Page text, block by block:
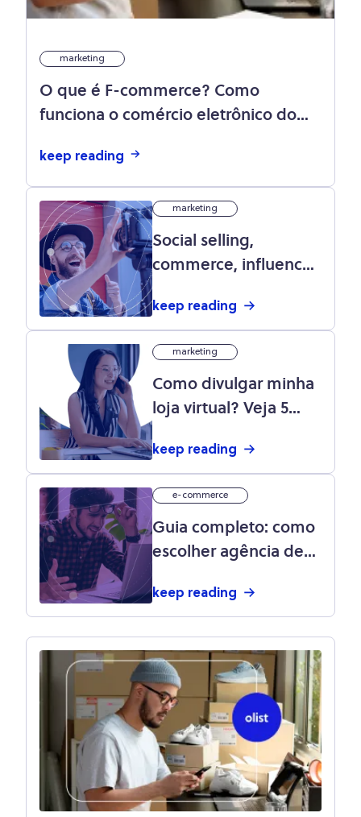
marketing
O que é F-commerce? Como
funciona o comércio eletrônico do
keep reading
marketing
Social selling,
commerce, influence
como fazer?
keep reading
marketing
Como divulgar minha
loja virtual? Veja 5
keep reading
e-commerce
Guia completo: como
escolher agência de
loja virtual
keep reading